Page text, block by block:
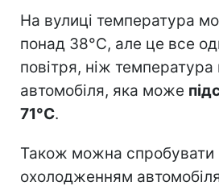
На вулиці температура
понад 38°C, але це все
повітря, ніж температура
автомобіля, яка може
71°C.
Також можна спробувати
охолодженням